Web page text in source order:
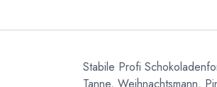
Stabile Profi